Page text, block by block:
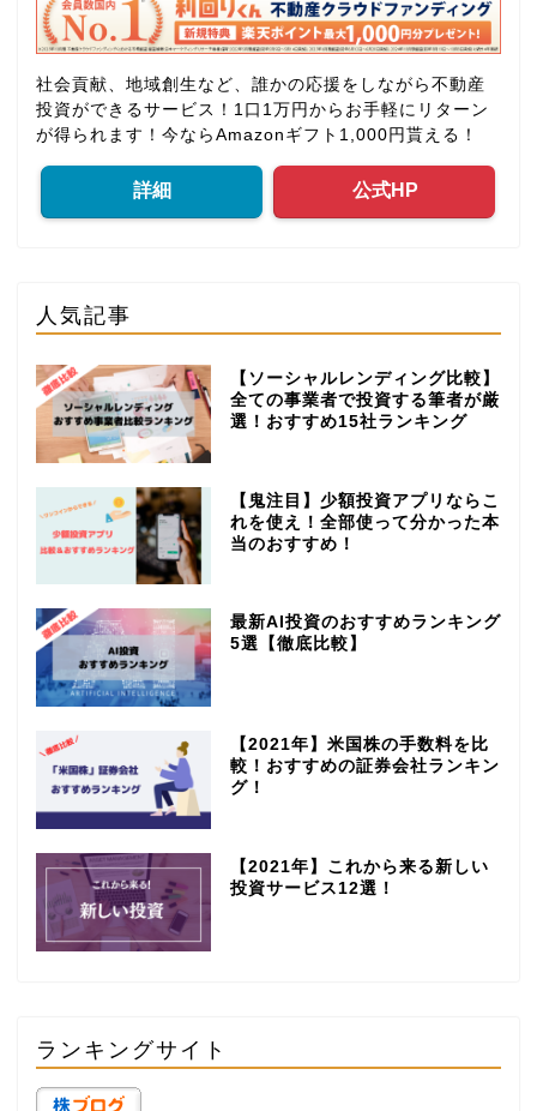
社会貢献、地域創生など、誰かの応援をしながら不動産
投資ができるサービス！1口1万円からお手軽にリターン
が得られます！今ならAmazonギフト1,000円貰える！
詳細 公式HP
人気記事
【ソーシャルレンディング比較】
全ての事業者で投資する筆者が厳
選！おすすめ15社ランキング
【鬼注目】少額投資アプリならこ
れを使え！全部使って分かった本
当のおすすめ！
最新AI投資のおすすめランキング
5選【徹底比較】
【2021年】米国株の手数料を比
較！おすすめの証券会社ランキン
グ！
【2021年】これから来る新しい
投資サービス12選！
ランキングサイト